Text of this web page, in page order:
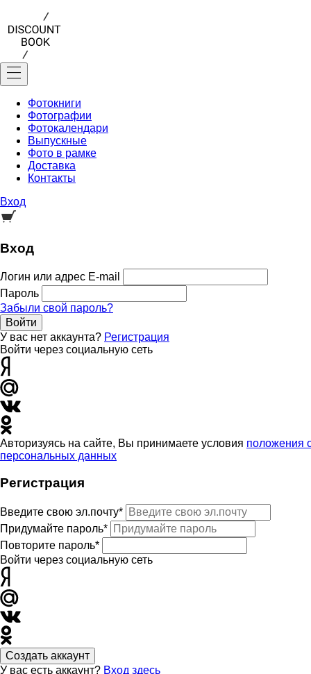
Фотокниги
Фотографии
Фотокалендари
Выпускные
Фото в рамке
Доставка
Контакты
Вход
Вход
Логин или адрес E-mail
Пароль
Забыли свой пароль?
Войти
У вас нет аккаунта? Регистрация
Войти через социальную сеть
Авторизуясь на сайте, Вы принимаете условия положения
персональных данных
Регистрация
Введите свою эл.почту*
Придумайте пароль*
Повторите пароль*
Войти через социальную сеть
Создать аккаунт
У вас есть аккаунт? Вход здесь